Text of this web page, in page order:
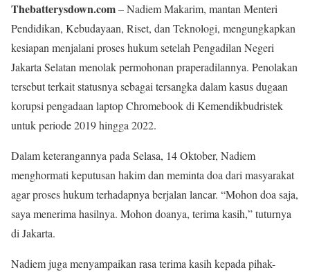
Thebatterysdown.com– Nadiem Makarim, mantan Menteri
Pendidikan, Kebudayaan, Riset, dan Teknologi, mengungkapkan
kesiapan menjalani proses hukum setelah Pengadilan Negeri
Jakarta Selatan menolak permohonan praperadilannya. Penolakan
tersebut terkait statusnya sebagai tersangka dalam kasus dugaan
korupsi pengadaan laptop Chromebook di Kemendikbudristek
untuk periode 2019 hingga 2022.
Dalam keterangannya pada Selasa, 14 Oktober, Nadiem
menghormati keputusan hakim dan meminta doa dari masyarakat
agar proses hukum terhadapnya berjalan lancar. “Mohon doa saja,
saya menerima hasilnya. Mohon doanya, terima kasih,” tuturnya
di Jakarta.
Nadiem juga menyampaikan rasa terima kasih kepada pihak-